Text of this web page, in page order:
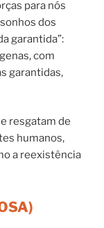
para nós
dos
garantida”:
com
garantidas,
resgatam de
humanos,
a reexistência